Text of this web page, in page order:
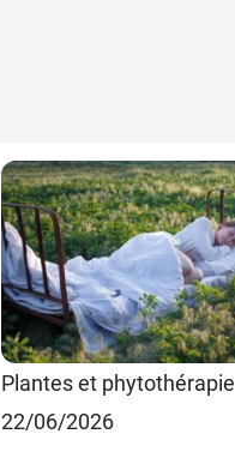
Plantes et phytothérapie
22/06/2026